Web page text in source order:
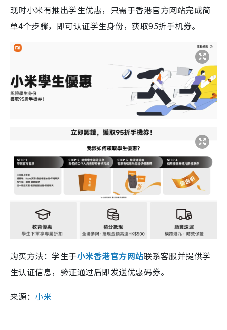
现时小米有推出学生优惠，只需于香港官方网站完成简
单4个步骤，即可认证学生身份，获取95折手机券。
购买方法：学生于小米香港官方网站联系客服并提供学
生认证信息，验证通过后即发送优惠码券。
来源： 小米